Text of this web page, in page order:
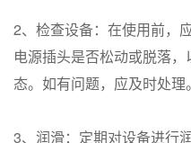
2、检查设备：在使用前，
电源插头是否松动或脱落
态。如有问题，应及时处理。
3、润滑：定期对设备进行